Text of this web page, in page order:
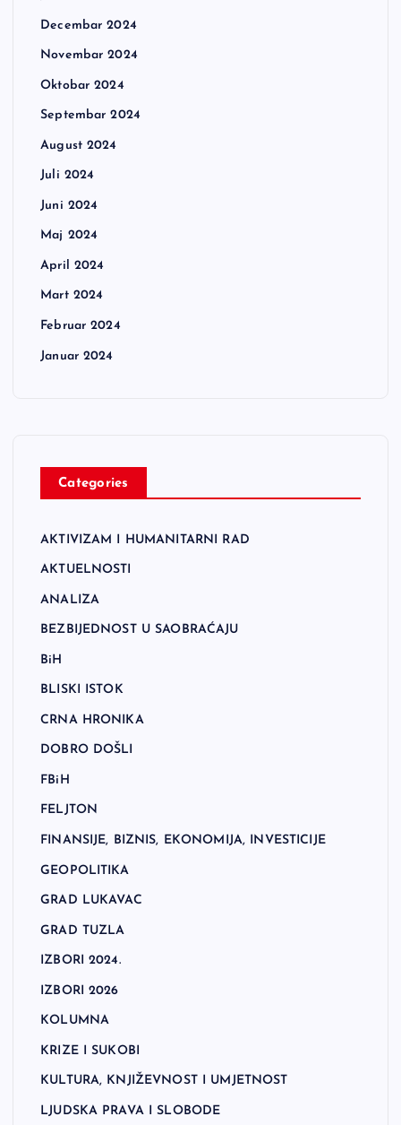
Decembar 2024
Novembar 2024
Oktobar 2024
Septembar 2024
August 2024
Juli 2024
Juni 2024
Maj 2024
April 2024
Mart 2024
Februar 2024
Januar 2024
Categories
AKTIVIZAM I HUMANITARNI RAD
AKTUELNOSTI
ANALIZA
BEZBIJEDNOST U SAOBRAĆAJU
BiH
BLISKI ISTOK
CRNA HRONIKA
DOBRO DOŠLI
FBiH
FELJTON
FINANSIJE, BIZNIS, EKONOMIJA, INVESTICIJE
GEOPOLITIKA
GRAD LUKAVAC
GRAD TUZLA
IZBORI 2024.
IZBORI 2026
KOLUMNA
KRIZE I SUKOBI
KULTURA, KNJIŽEVNOST I UMJETNOST
LJUDSKA PRAVA I SLOBODE